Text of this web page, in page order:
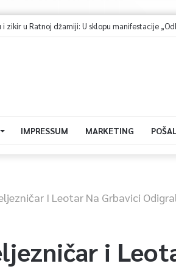
IMPRESSUM MARKETING
I Leotar Na Grbavici
i